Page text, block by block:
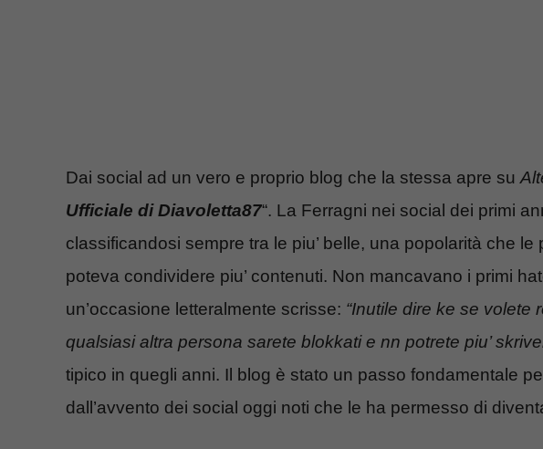
Dai social ad un vero e proprio blog che la stessa apre su
Ufficiale di Diavoletta87“. La Ferragni nei social dei primi
classificandosi sempre tra le piu’ belle, una popolarità che
poteva condividere piu’ contenuti. Non mancavano i primi
un’occasione letteralmente scrisse: “Inutile dire ke se volete
qualsiasi altra persona sarete blokkati e nn potrete piu’
tipico in quegli anni. Il blog è stato un passo fondamentale
dall’avvento dei social oggi noti che le ha permesso di